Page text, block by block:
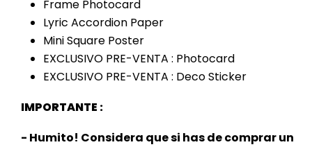
Frame Photocard
Lyric Accordion Paper
Mini Square Poster
EXCLUSIVO PRE-VENTA : Photocard
EXCLUSIVO PRE-VENTA : Deco Sticker
IMPORTANTE :
- Humito! Considera que si has de comprar un